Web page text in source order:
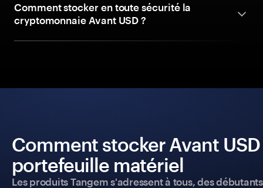
Comment stocker en toute sécurité la
cryptomonnaie Avant USD ?
Comment stocker Avant
portefeuille matériel
Les produits Tangem s'adressent à tous, des